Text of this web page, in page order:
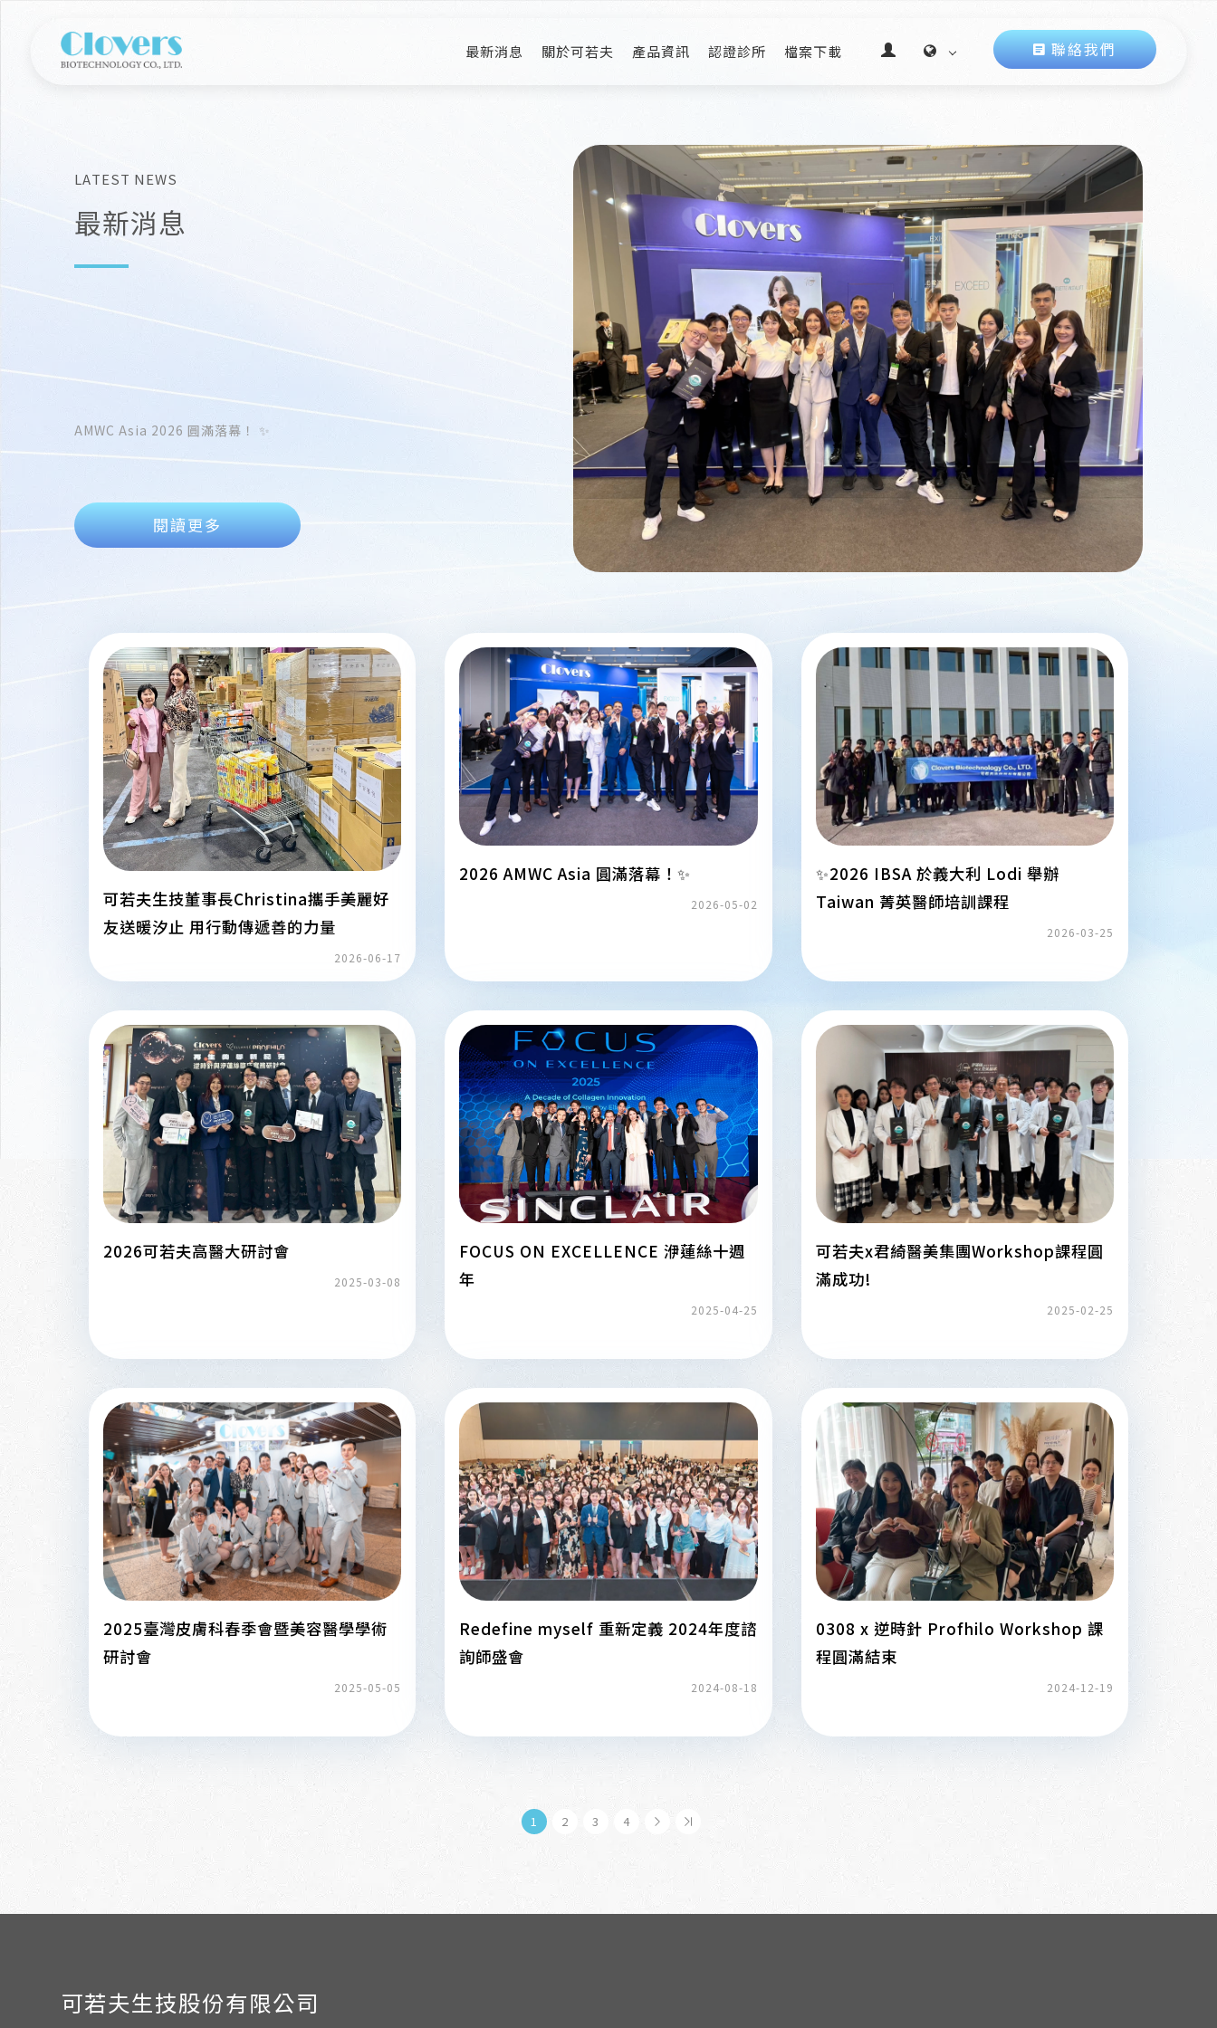
聯絡我們
最新消息 關於可若夫 產品資訊 認證診所 檔案下載
LATEST NEWS
最新消息
AMWC Asia 2026 圓滿落幕！ ✨
閱讀更多
可若夫生技董事長Christina攜手美麗好
友送暖汐止 用行動傳遞善的力量
2026-06-17
2026 AMWC Asia 圓滿落幕！✨
2026-05-02
✨2026 IBSA 於義大利 Lodi 舉辦
Taiwan 菁英醫師培訓課程
2026-03-25
2026可若夫高醫大研討會
2025-03-08
FOCUS ON EXCELLENCE 洢蓮絲十週
年
2025-04-25
可若夫x君綺醫美集團Workshop課程圓
滿成功!
2025-02-25
2025臺灣皮膚科春季會暨美容醫學學術
研討會
2025-05-05
Redefine myself 重新定義 2024年度諮
詢師盛會
2024-08-18
0308 x 逆時針 Profhilo Workshop 課
程圓滿結束
2024-12-19
1 2 3 4
可若夫生技股份有限公司